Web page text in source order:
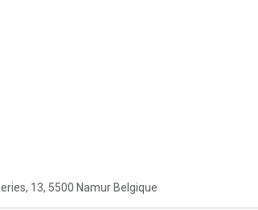
13, 5500 Namur Belgique